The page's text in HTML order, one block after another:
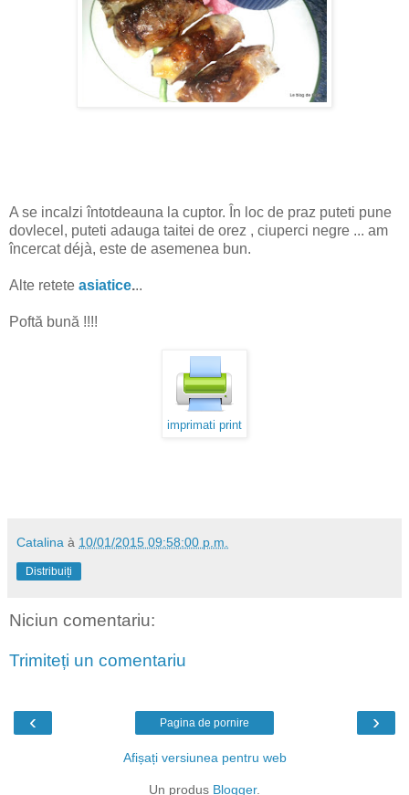
A se incalzi întotdeauna la cuptor. În loc de praz puteti pune
dovlecel, puteti adauga taitei de orez , ciuperci negre ... am
încercat déjà, este de asemenea bun.
Alte retete asiatice...
Poftă bună !!!!
imprimati print
Catalina à 10/01/2015 09:58:00 p.m.
Distribuiți
Niciun comentariu:
Trimiteți un comentariu
‹ ›
Pagina de pornire
Afișați versiunea pentru web
Un produs Blogger.